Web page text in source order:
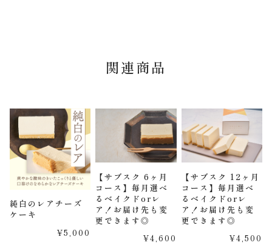
関連商品
純白のレアチーズ
ケーキ
¥5,000
【サブスク 6ヶ月
コース】毎月選べ
るベイクドorレ
ア！お届け先も変
更できます◎
¥4,600
【サブスク 12ヶ月
コース】毎月選べ
るベイクドorレ
ア！お届け先も変
更できます◎
¥4,500